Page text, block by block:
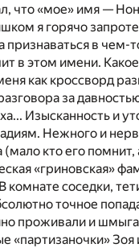
что «мое» имя —
я горячо
признаваться в чем-
в этом имени.
как кроссворд
за
Изысканность и
Нежного и
(мало кто его
«гриновская»
комнате соседки,
точное
проживали и
«партизаночки» Зоя